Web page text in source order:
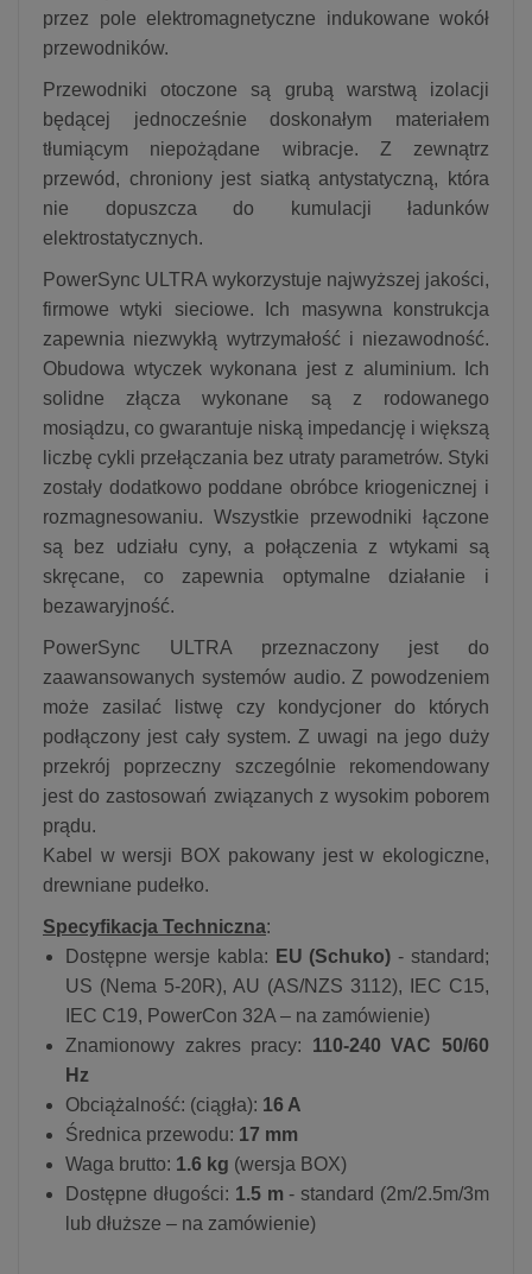
przez pole elektromagnetyczne indukowane wokół
przewodników.
Przewodniki otoczone są grubą warstwą izolacji
będącej jednocześnie doskonałym materiałem
tłumiącym niepożądane wibracje. Z zewnątrz
przewód, chroniony jest siatką antystatyczną, która
nie dopuszcza do kumulacji ładunków
elektrostatycznych.
PowerSync ULTRA wykorzystuje najwyższej jakości,
firmowe wtyki sieciowe. Ich masywna konstrukcja
zapewnia niezwykłą wytrzymałość i niezawodność.
Obudowa wtyczek wykonana jest z aluminium. Ich
solidne złącza wykonane są z rodowanego
mosiądzu, co gwarantuje niską impedancję i większą
liczbę cykli przełączania bez utraty parametrów. Styki
zostały dodatkowo poddane obróbce kriogenicznej i
rozmagnesowaniu. Wszystkie przewodniki łączone
są bez udziału cyny, a połączenia z wtykami są
skręcane, co zapewnia optymalne działanie i
bezawaryjność.
PowerSync ULTRA przeznaczony jest do
zaawansowanych systemów audio. Z powodzeniem
może zasilać listwę czy kondycjoner do których
podłączony jest cały system. Z uwagi na jego duży
przekrój poprzeczny szczególnie rekomendowany
jest do zastosowań związanych z wysokim poborem
prądu.
Kabel w wersji BOX pakowany jest w ekologiczne,
drewniane pudełko.
Specyfikacja Techniczna:
Dostępne wersje kabla: EU (Schuko) - standard;
US (Nema 5-20R), AU (AS/NZS 3112), IEC C15,
IEC C19, PowerCon 32A – na zamówienie)
Znamionowy zakres pracy: 110-240 VAC 50/60
Hz
Obciążalność: (ciągła): 16 A
Średnica przewodu: 17 mm
Waga brutto: 1.6 kg (wersja BOX)
Dostępne długości: 1.5 m - standard (2m/2.5m/3m
lub dłuższe – na zamówienie)